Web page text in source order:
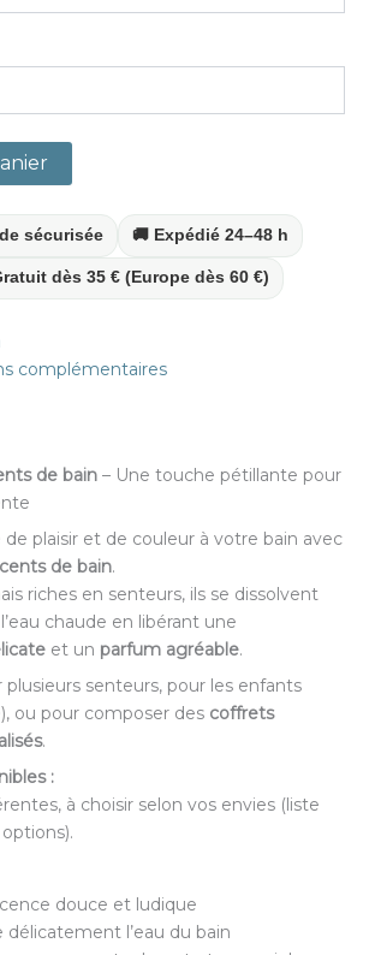
sécurisée 🚚 Expédié 24–48 h
dès 35 € (Europe dès 60 €)
complémentaires
de bain – Une touche pétillante pour
plaisir et de couleur à votre bain avec
de bain.
riches en senteurs, ils se dissolvent
chaude en libérant une
et un parfum agréable.
senteurs, pour les enfants
ou pour composer des coffrets
.
:
à choisir selon vos envies (liste
douce et ludique
délicatement l’eau du bain